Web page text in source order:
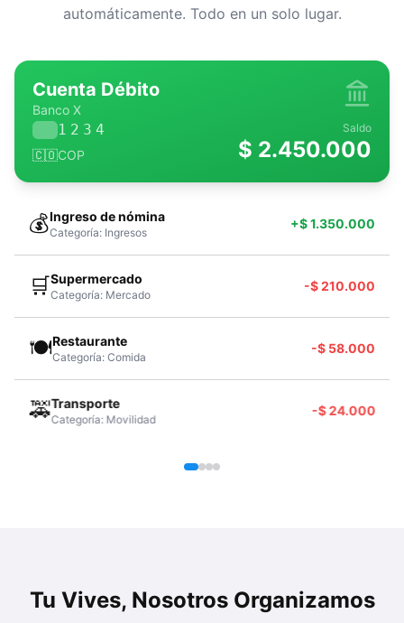
automáticamente. Todo en un solo lugar.
Cuenta Débito
Banco X
1234
🇨🇴COP
Saldo
$ 2.450.000
💰Ingreso de nómina
Categoría: Ingresos
+$ 1.350.000
🛒Supermercado
Categoría: Mercado
-$ 210.000
🍽️Restaurante
Categoría: Comida
-$ 58.000
🚕Transporte
Categoría: Movilidad
-$ 24.000
Tu Vives, Nosotros Organizamos